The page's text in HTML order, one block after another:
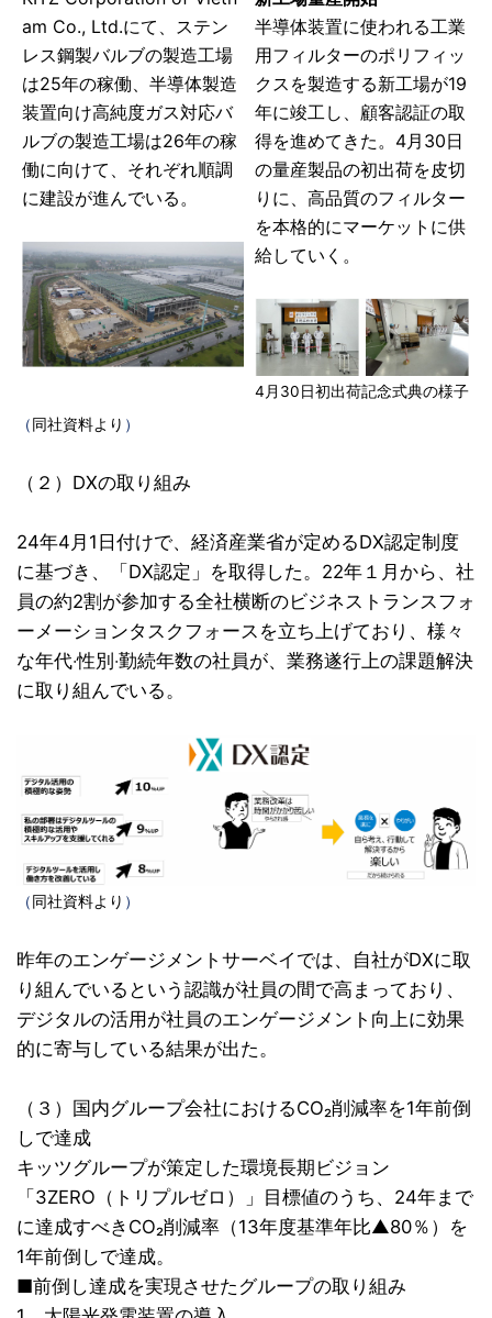
am Co., Ltd.にて、ステン
レス鋼製バルブの製造工場
は25年の稼働、半導体製造
装置向け高純度ガス対応バ
ルブの製造工場は26年の稼
働に向けて、それぞれ順調
に建設が進んでいる。
半導体装置に使われる工業
用フィルターのポリフィッ
クスを製造する新工場が19
年に竣工し、顧客認証の取
得を進めてきた。4月30日
の量産製品の初出荷を皮切
りに、高品質のフィルター
を本格的にマーケットに供
給していく。
4月30日初出荷記念式典の様子
（同社資料より ）
（２）DXの取り組み
24年4月1日付けで、経済産業省が定めるDX認定制度
に基づき、「DX認定」を取得した。22年１月から、社
員の約2割が参加する全社横断のビジネストランスフォ
ーメーションタスクフォースを立ち上げており、様々
な年代‧性別‧勤続年数の社員が、業務遂行上の課題解決
に取り組んでいる。
（同社資料より ）
昨年のエンゲージメントサーベイでは、自社がDXに取
り組んでいるという認識が社員の間で高まっており、
デジタルの活用が社員のエンゲージメント向上に効果
的に寄与している結果が出た。
（３）国内グループ会社におけるCO₂削減率を1年前倒
しで達成
キッツグループが策定した環境長期ビジョン
「3ZERO（トリプルゼロ）」目標値のうち、24年まで
に達成すべきCO₂削減率（13年度基準年比▲80％）を
1年前倒しで達成。
■前倒し達成を実現させたグループの取り組み